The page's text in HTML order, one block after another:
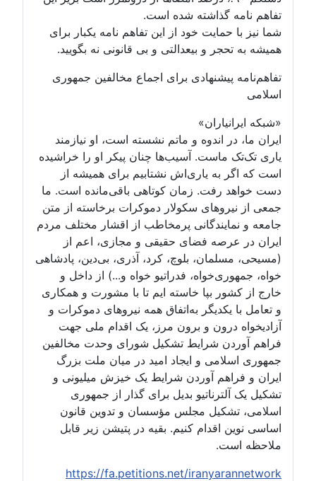
تفاهم نامه گذاشته شده است.
شما نیز با حمایت خود از این تفاهم نامه یکبار برای
همیشه به تحجر و بیعدالتی و بی قانونی نه بگویید.
تفاهم‌نامه پیشنهادی برای اجماع مخالفین جمهوری
اسلامی
«شبکه ایرانیاران»
ایران ما، در اندوه و ماتم نشسته است، او نیازمند
یاری تک‌تک ماست. آسیب‌ها چنان پیکر او را خراشیده
است که اگر به یاری‌اش نشتابیم برای همیشه از
دست خواهد رفت. زمان کوتاهی باقی‌مانده است. ما
جمعی از نیروهای سکولار دموکرات برخاسته از متن
جامعه و نمایندگانی پرمخاطب از اقشار مختلف مردم
ایران در عرصه فضای حقیقی و مجازی، اعم از
(مسیحی، مسلمان، بلوچ، کرد، آذری، بی‌دین، پادشاهی
خواه، جمهوری‌خواه، فدراتیو خواه و...) از داخل و
خارج از کشور بپا خاسته ایم تا با مشورت و همکاری
و تعامل با یکدیگر به‌اتفاق همه نیروهای دموکرات و
آزادیخواه درون و برون مرز، یک اقدام ملی جهت
فراهم آوردن شرایط تشکیل شورای وحدت مخالفین
جمهوری اسلامی و ایجاد امید در میان ملت بزرگ
ایران و فراهم آوردن شرایط یک خیزش میلیونی و
تشکیل یک آلترناتیو بدیل برای گذار از جمهوری
اسلامی، تشکیل مجلس مؤسسان و تدوین قانون
اساسی نوین اقدام کنیم. بقیه در پتیشن زیر قابل
ملاحظه است.
https://fa.petitions.net/iranyarannetwork